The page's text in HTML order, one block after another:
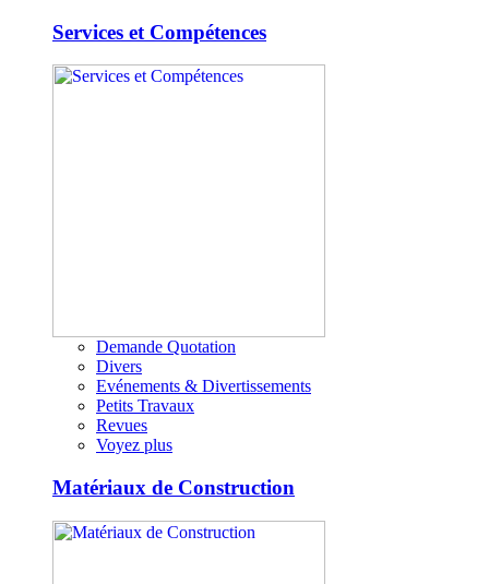
Services et Compétences
Demande Quotation
Divers
Evénements & Divertissements
Petits Travaux
Revues
Voyez plus
Matériaux de Construction